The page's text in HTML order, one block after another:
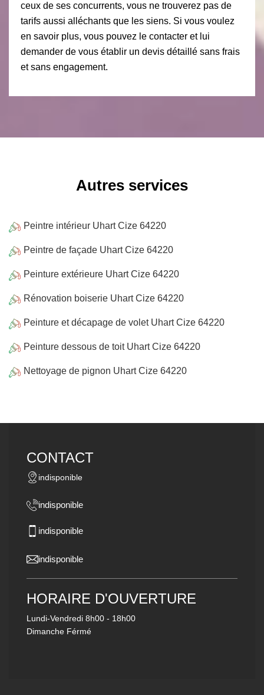
ceux de ses concurrents, vous ne trouverez pas de
tarifs aussi alléchants que les siens. Si vous voulez
en savoir plus, vous pouvez le contacter et lui
demander de vous établir un devis détaillé sans frais
et sans engagement.
Autres services
Peintre intérieur Uhart Cize 64220
Peintre de façade Uhart Cize 64220
Peinture extérieure Uhart Cize 64220
Rénovation boiserie Uhart Cize 64220
Peinture et décapage de volet Uhart Cize 64220
Peinture dessous de toit Uhart Cize 64220
Nettoyage de pignon Uhart Cize 64220
CONTACT
indisponible
indisponible
indisponible
indisponible
HORAIRE D'OUVERTURE
Lundi-Vendredi 8h00 - 18h00
Dimanche Férmé